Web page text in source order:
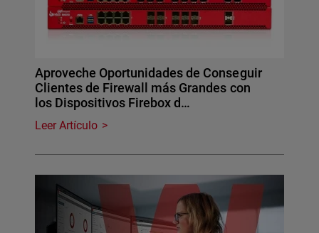
Aproveche Oportunidades de Conseguir
Clientes de Firewall más Grandes con
los Dispositivos Firebox d…
Leer Artículo